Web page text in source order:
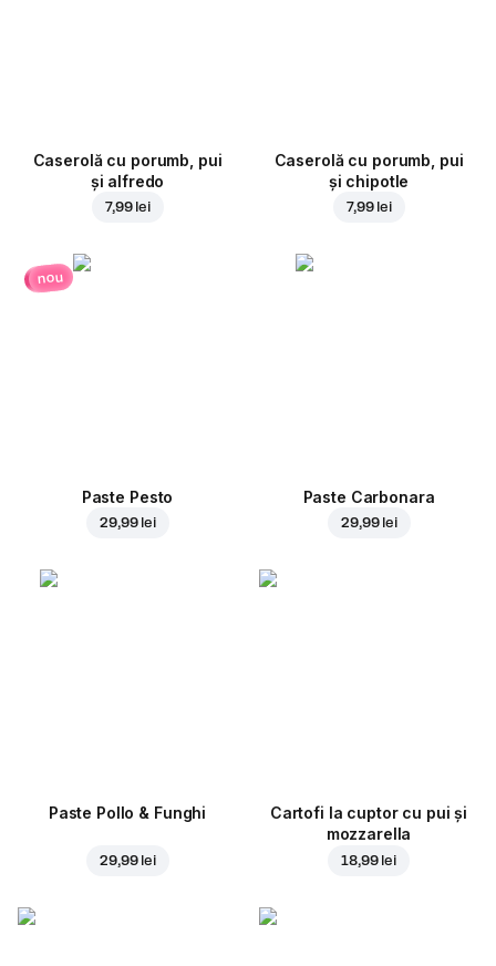
Caserolă cu porumb, pui
și alfredo
7,99 lei
Caserolă cu porumb, pui
și chipotle
7,99 lei
nou
Paste Pesto
29,99 lei
Paste Carbonara
29,99 lei
Paste Pollo & Funghi
29,99 lei
Cartofi la cuptor cu pui și
mozzarella
18,99 lei